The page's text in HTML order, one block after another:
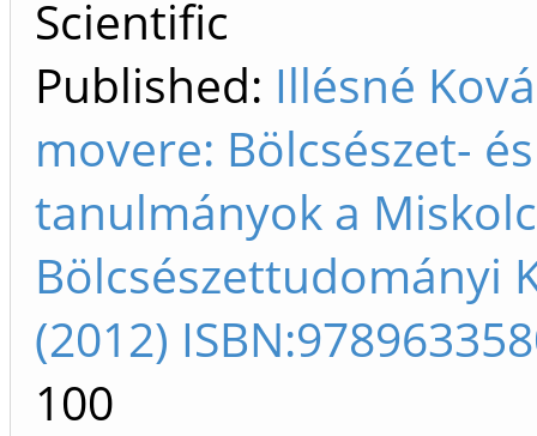
Scientific
Published: Illésné
movere: Bölcsészet-
tanulmányok a
Bölcsészettudományi
(2012)
100